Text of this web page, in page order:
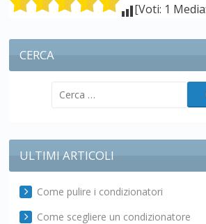
[Voti: 1
CERCA
Ricerca
ULTIMI ARTICOLI
Come pulire i condizionatori
Come scegliere un condizionatore